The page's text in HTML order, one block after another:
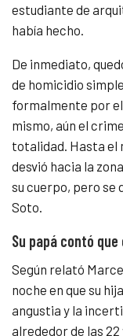
estudiante de
había hecho.
De inmediato,
de homicidio
formalmente por el
mismo, aún el
totalidad. Hasta el
desvió hacia la
su cuerpo, pero se
Soto.
Su papá contó
Según relató
noche en que su
angustia y la
alrededor de las 22